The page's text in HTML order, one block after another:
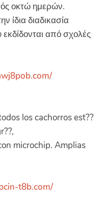
οκτώ ημερών.
ίδια διαδικασία
εκδίδονται από σχολές
los cachorros est??
microchip. Amplias
t8b.com/